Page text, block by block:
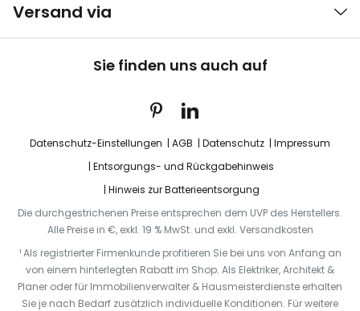
Versand via
Sie finden uns auch auf
Datenschutz-Einstellungen AGB Datenschutz
Impressum
Entsorgungs- und Rückgabehinweis
Hinweis zur Batterieentsorgung
Die durchgestrichenen Preise entsprechen dem UVP des Herstellers.
Alle Preise in €, exkl. 19 % MwSt. und exkl. Versandkosten
¹ Als registrierter Firmenkunde profitieren Sie bei uns von Anfang an
von einem hinterlegten Rabatt im Shop. Als Elektriker, Architekt &
Planer oder für Immobilienverwalter & Hausmeisterdienste erhalten
Sie je nach Bedarf zusätzlich individuelle Konditionen. Für weitere